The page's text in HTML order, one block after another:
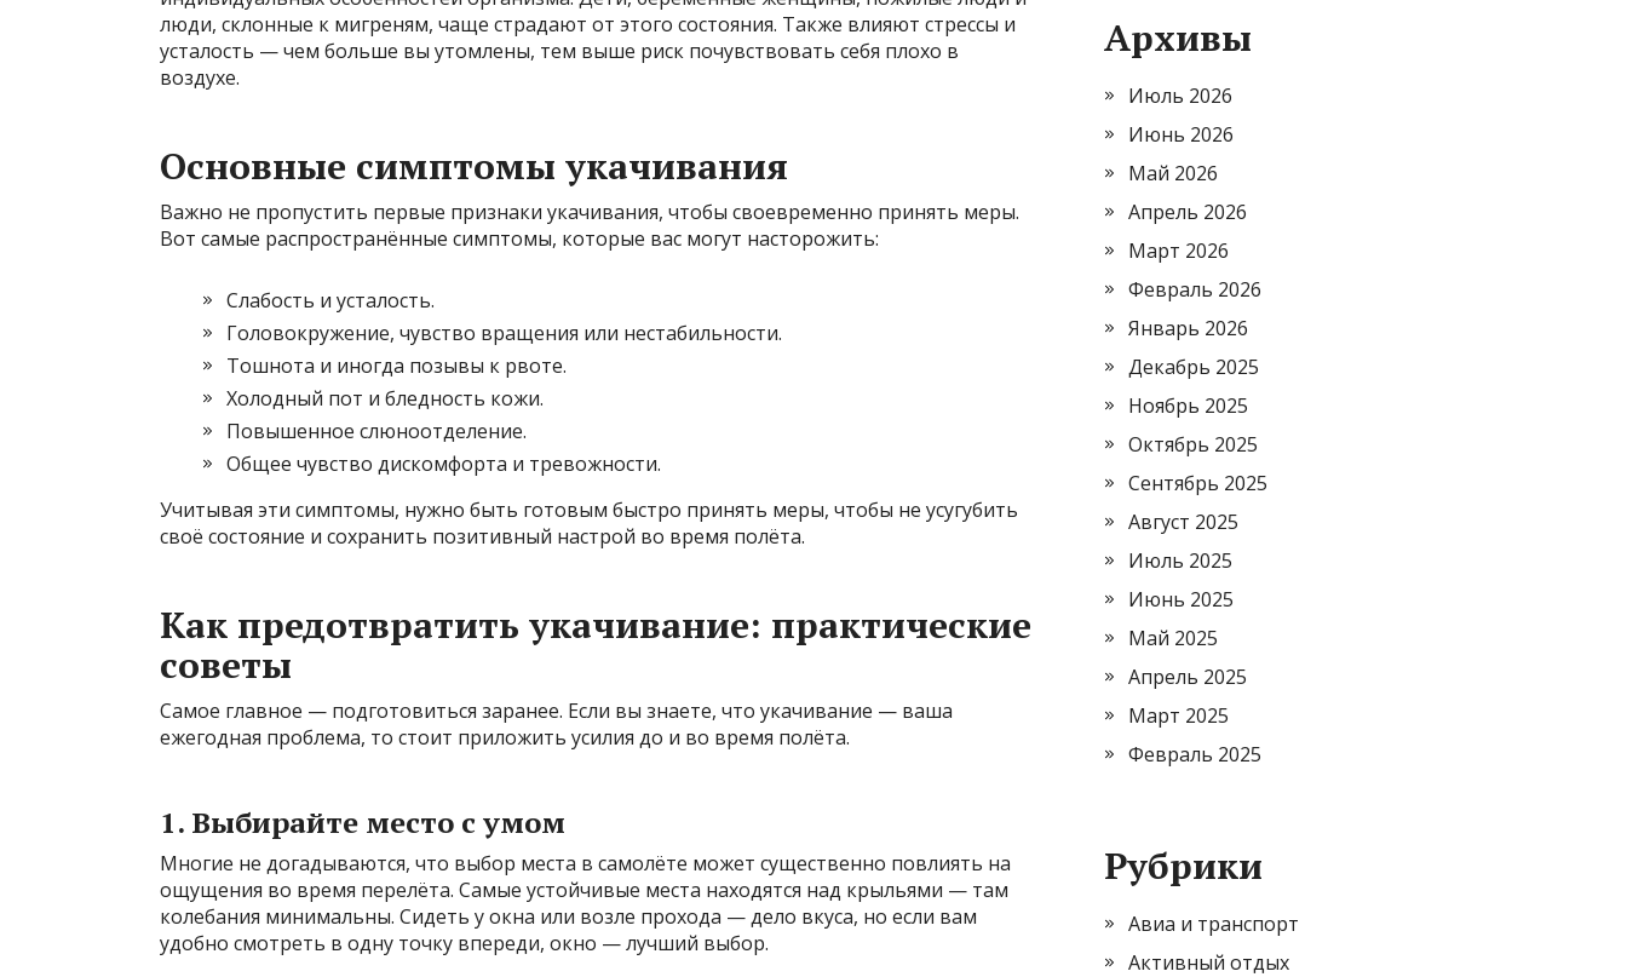
люди, склонные к мигреням, чаще страдают от этого состояния. Также влияют стрессы и
усталость — чем больше вы утомлены, тем выше риск почувствовать себя плохо в
воздухе.
Основные симптомы укачивания
Важно не пропустить первые признаки укачивания, чтобы своевременно принять меры.
Вот самые распространённые симптомы, которые вас могут насторожить:
Слабость и усталость.
Головокружение, чувство вращения или нестабильности.
Тошнота и иногда позывы к рвоте.
Холодный пот и бледность кожи.
Повышенное слюноотделение.
Общее чувство дискомфорта и тревожности.
Учитывая эти симптомы, нужно быть готовым быстро принять меры, чтобы не усугубить
своё состояние и сохранить позитивный настрой во время полёта.
Как предотвратить укачивание: практические
советы
Самое главное — подготовиться заранее. Если вы знаете, что укачивание — ваша
ежегодная проблема, то стоит приложить усилия до и во время полёта.
1. Выбирайте место с умом
Многие не догадываются, что выбор места в самолёте может существенно повлиять на
ощущения во время перелёта. Самые устойчивые места находятся над крыльями — там
колебания минимальны. Сидеть у окна или возле прохода — дело вкуса, но если вам
удобно смотреть в одну точку впереди, окно — лучший выбор.
Архивы
Июль 2026
Июнь 2026
Май 2026
Апрель 2026
Март 2026
Февраль 2026
Январь 2026
Декабрь 2025
Ноябрь 2025
Октябрь 2025
Сентябрь 2025
Август 2025
Июль 2025
Июнь 2025
Май 2025
Апрель 2025
Март 2025
Февраль 2025
Рубрики
Авиа и транспорт
Активный отдых